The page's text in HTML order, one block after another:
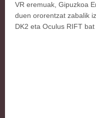
VR eremuak, Gipuzkoa
duen ororentzat zabalik
DK2 eta Oculus RIFT